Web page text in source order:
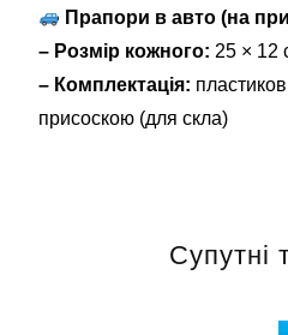
Прапори в авто (на
– Розмір кожного: 25 × 12
– Комплектація:
присоскою (для скла)
Супутні